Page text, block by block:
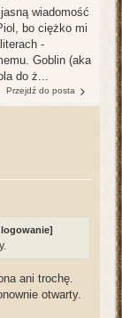
wiadomość
bo ciężko mi
-
Goblin (aka
do ż...
Przejdź do posta
logowanie]
ani trochę.
otwarty.